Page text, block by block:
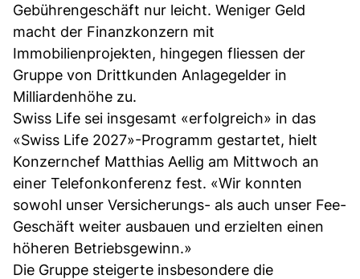
Gebührengeschäft nur leicht. Weniger Geld
macht der Finanzkonzern mit
Immobilienprojekten, hingegen fliessen der
Gruppe von Drittkunden Anlagegelder in
Milliardenhöhe zu.
Swiss Life sei insgesamt «erfolgreich» in das
«Swiss Life 2027»-Programm gestartet, hielt
Konzernchef Matthias Aellig am Mittwoch an
einer Telefonkonferenz fest. «Wir konnten
sowohl unser Versicherungs- als auch unser Fee-
Geschäft weiter ausbauen und erzielten einen
höheren Betriebsgewinn.»
Die Gruppe steigerte insbesondere die